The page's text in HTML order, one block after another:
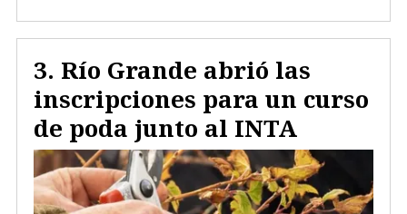
Río Grande abrió las
inscripciones para un curso
de poda junto al INTA